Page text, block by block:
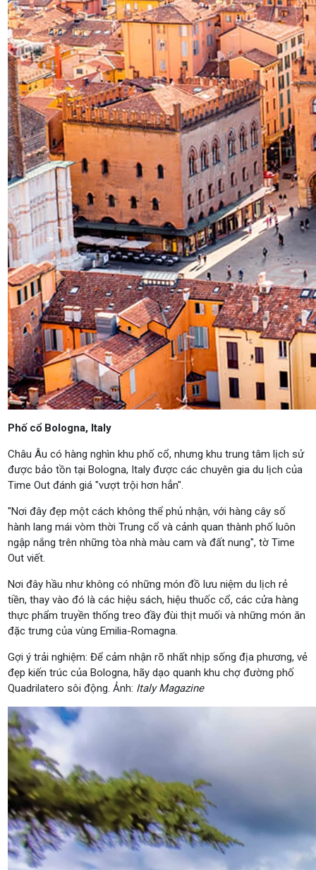
Phố cổ Bologna, Italy
Châu Âu có hàng nghìn khu phố cổ, nhưng khu trung tâm lịch sử
được bảo tồn tại Bologna, Italy được các chuyên gia du lịch của
Time Out đánh giá "vượt trội hơn hẳn".
"Nơi đây đẹp một cách không thể phủ nhận, với hàng cây số
hành lang mái vòm thời Trung cổ và cảnh quan thành phố luôn
ngập nắng trên những tòa nhà màu cam và đất nung", tờ Time
Out viết.
Nơi đây hầu như không có những món đồ lưu niệm du lịch rẻ
tiền, thay vào đó là các hiệu sách, hiệu thuốc cổ, các cửa hàng
thực phẩm truyền thống treo đầy đùi thịt muối và những món ăn
đặc trưng của vùng Emilia-Romagna.
Gợi ý trải nghiệm: Để cảm nhận rõ nhất nhịp sống địa phương, vẻ
đẹp kiến trúc của Bologna, hãy dạo quanh khu chợ đường phố
Quadrilatero sôi động. Ảnh: Italy Magazine